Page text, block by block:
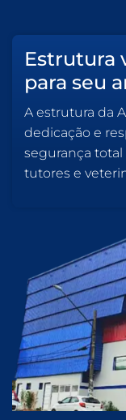
Estrutura
para seu
A estrutura da
dedicação e
segurança total
tutores e